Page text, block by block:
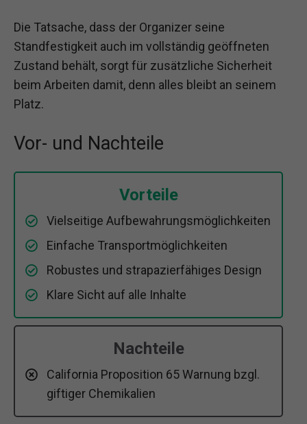
Die Tatsache, dass der Organizer seine
Standfestigkeit auch im vollständig geöffneten
Zustand behält, sorgt für zusätzliche Sicherheit
beim Arbeiten damit, denn alles bleibt an seinem
Platz.
Vor- und Nachteile
Vorteile
Vielseitige Aufbewahrungsmöglichkeiten
Einfache Transportmöglichkeiten
Robustes und strapazierfähiges Design
Klare Sicht auf alle Inhalte
Nachteile
California Proposition 65 Warnung bzgl.
giftiger Chemikalien